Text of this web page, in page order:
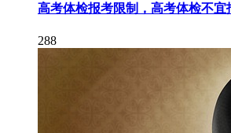
高考体检报考限制，高考体检不宜
288